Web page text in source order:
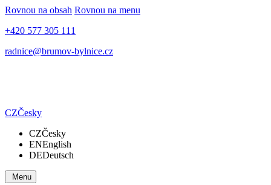
Rovnou na obsah Rovnou na menu
+420 577 305 111
radnice@brumov-bylnice.cz
CZČesky
CZČesky
ENEnglish
DEDeutsch
Menu